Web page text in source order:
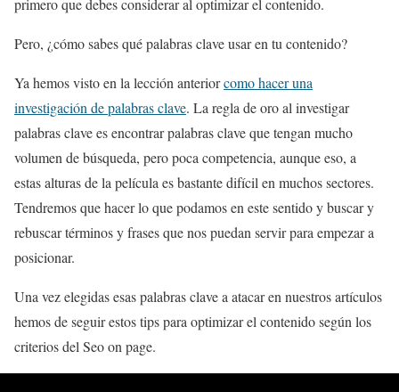
primero que debes considerar al optimizar el contenido.
Pero, ¿cómo sabes qué palabras clave usar en tu contenido?
Ya hemos visto en la lección anteriorcomo hacer una
investigación de palabras clave. La regla de oro al investigar
palabras clave es encontrar palabras clave que tengan mucho
volumen de búsqueda, pero poca competencia, aunque eso, a
estas alturas de la película es bastante difícil en muchos sectores.
Tendremos que hacer lo que podamos en este sentido y buscar y
rebuscar términos y frases que nos puedan servir para empezar a
posicionar.
Una vez elegidas esas palabras clave a atacar en nuestros artículos
hemos de seguir estos tips para optimizar el contenido según los
criterios del Seo on page.